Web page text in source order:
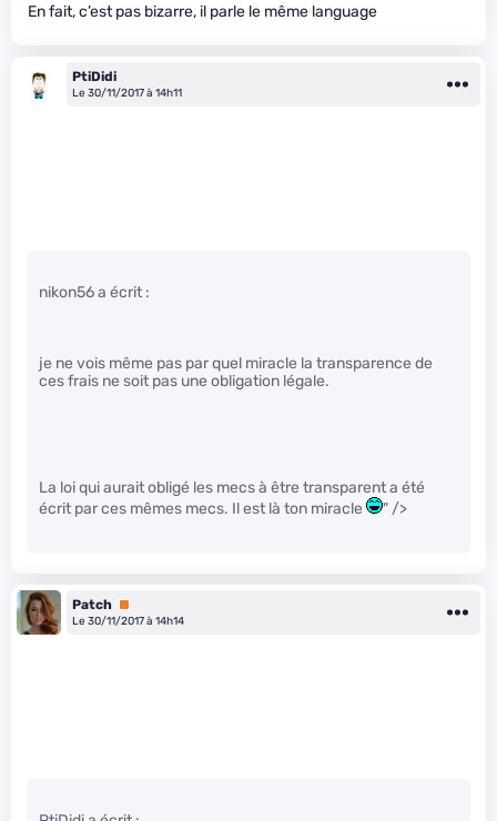
En fait, c’est pas bizarre, il parle le même language
PtiDidi
Le 30/11/2017 à 14h11
nikon56 a écrit :
je ne vois même pas par quel miracle la transparence de
ces frais ne soit pas une obligation légale.
La loi qui aurait obligé les mecs à être transparent a été
écrit par ces mêmes mecs. Il est là ton miracle
" />
Patch Premium
Le 30/11/2017 à 14h14